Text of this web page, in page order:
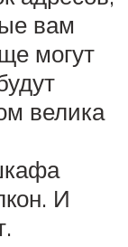
вам
могут
велика
И